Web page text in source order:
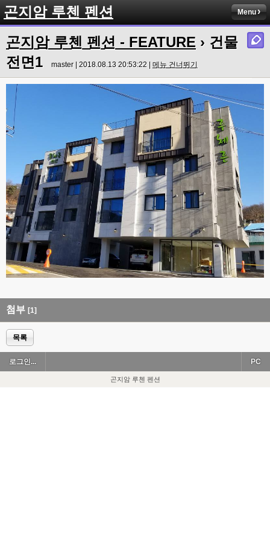
곤지암 루첸 펜션 Menu
곤지암 루첸 펜션 - FEATURE › 건물
전면1
master | 2018.08.13 20:53:22 | 메뉴 건너뛰기
첨부 [1]
목록
로그인... PC
곤지암 루첸 펜션